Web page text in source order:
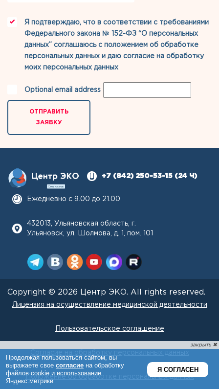
Я подтверждаю, что в соответствии с требованиями
Федерального закона № 152-ФЗ “О персональных
данных” соглашаюсь с положением об обработке
персональных данных и даю согласие на обработку
моих персональных данных
Optional email address
ОТПРАВИТЬ
ЗАЯВКУ
+7 (842) 250-53-15 (24 Ч)
Ежедневно с 9.00 до 21.00
432013, Ульяновская область, г.
Ульяновск, ул. Шолмова, д. 1, пом. 101
Copyright © 2026 Центр ЭКО. All rights reserved.
Лицензия на осуществление медицинской деятельности
Пользовательское соглашение
Положение об обработке персональных данных